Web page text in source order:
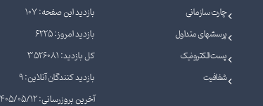
چارت سازمانی
پرسشهای متداول
پست الکترونیک
شفافیت
بازدید این صفحه: 107
بازدید امروز: 6225
کل بازدید: 3526081
بازدید کنندگان آنلاین: 9
آخرین بروزرسانی: 1405/05/12 11:44